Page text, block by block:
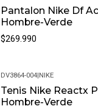
Pantalon Nike Df
Hombre-Verde
$269.990
-8%
DV3864-004|NIKE
Tenis Nike Reactx
Hombre-Verde